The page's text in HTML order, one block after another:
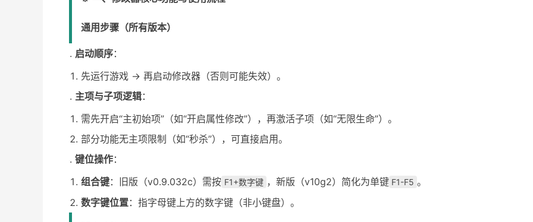
通用步骤（所有版本）
启动顺序：
先运行游戏 → 再启动修改器（否则可能失效）。
主项与子项逻辑：
需先开启“主初始项”（如“开启属性修改”），再激活子项（如“无限生命”）。
部分功能无主项限制（如“秒杀”），可直接启用。
键位操作：
组合键：旧版（v0.9.032c）需按 F1+数字键 ，新版（v10g2）简化为单键 F1-F5 。
数字键位置：指字母键上方的数字键（非小键盘）。